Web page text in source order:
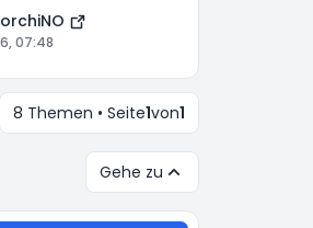
07:48
8 Themen • Seite1von1
Gehe zu